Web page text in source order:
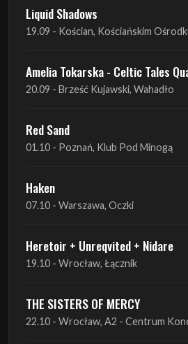
Amelia Tokarska - Celtic Tales
20.09 - Brześć Kujawski, Wahadło
Red Sand
Haken
Heretoir + Unreqvited + Nidare
THE SISTERS OF MERCY
22.10 - Wrocław, A2 - Centrum
THE SISTERS OF MERCY